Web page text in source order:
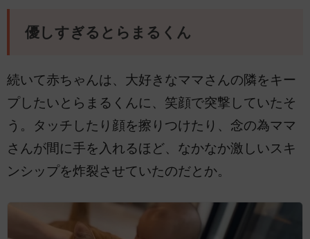
優しすぎるとらまるくん
続いて赤ちゃんは、大好きなママさんの隣をキー
プしたいとらまるくんに、笑顔で突撃していたそ
う。タッチしたり顔を擦りつけたり、念の為ママ
さんが間に手を入れるほど、なかなか激しいスキ
ンシップを炸裂させていたのだとか。